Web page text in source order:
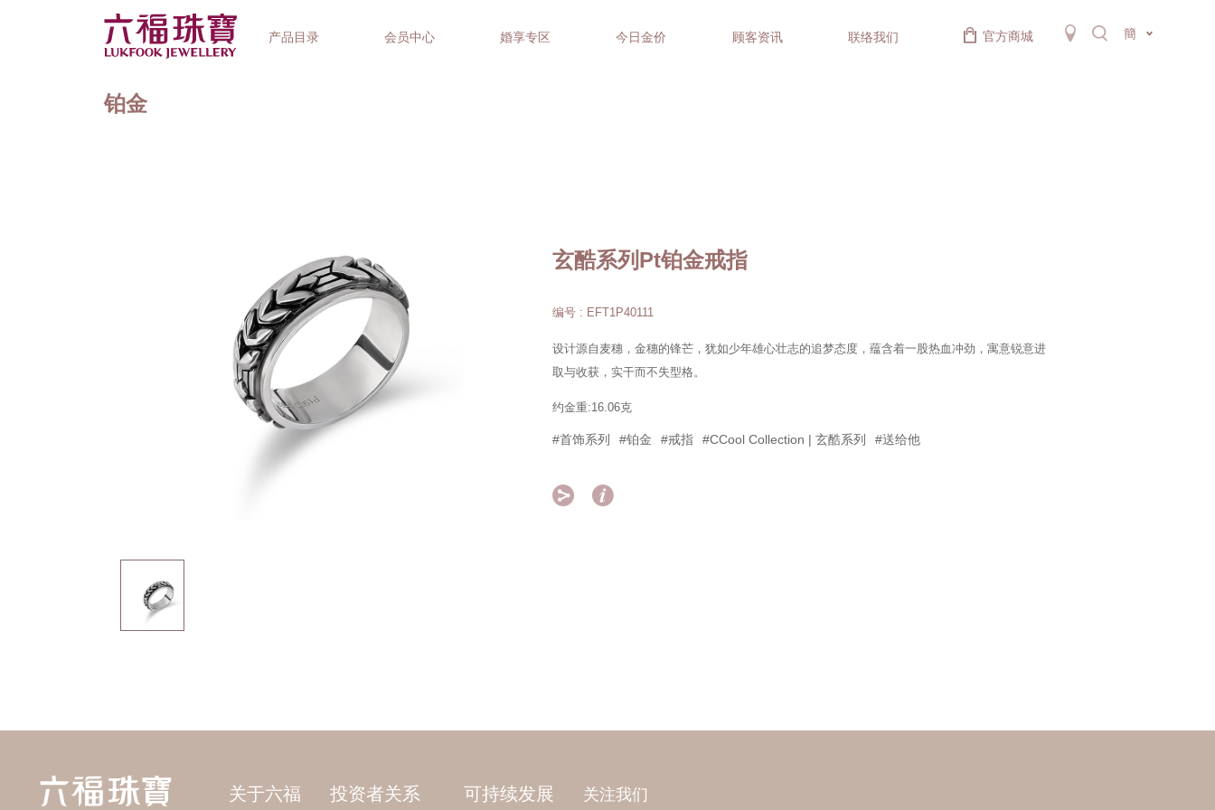
产品目录 会员中心 婚享专区 今日金价 顾客资讯 联络我们 官方商城 簡
铂金
玄酷系列Pt铂金戒指
编号 : EFT1P40111
设计源自麦穗，金穗的锋芒，犹如少年雄心壮志的追梦态度，蕴含着一股热血冲劲，寓意锐意进
取与收获，实干而不失型格。
约金重:16.06克
#首饰系列 #铂金 #戒指 #CCool Collection | 玄酷系列 #送给他
 
关于六福 投资者关系 可持续发展 关注我们